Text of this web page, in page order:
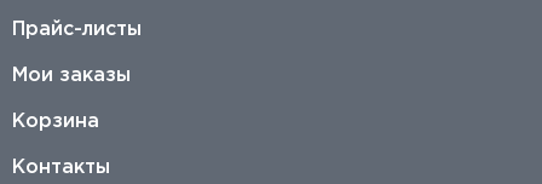
Прайс-листы
Мои заказы
Корзина
Контакты